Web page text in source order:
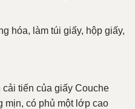
hóa, làm túi giấy, hộp giấy,
tiến của giấy Couche
mịn, có phủ một lớp cao